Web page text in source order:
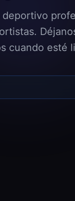
cuando esté